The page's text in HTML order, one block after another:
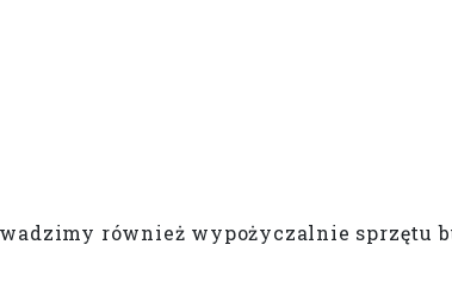
również wypożyczalnie sprzętu